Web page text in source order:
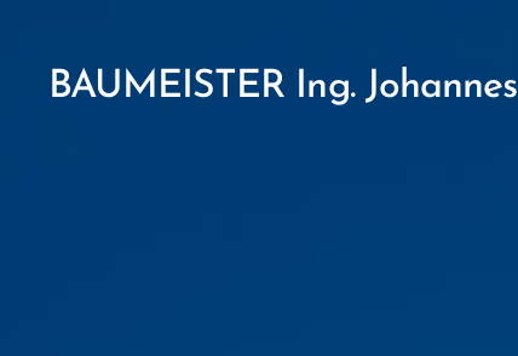
BAUMEISTER Ing. Johannes